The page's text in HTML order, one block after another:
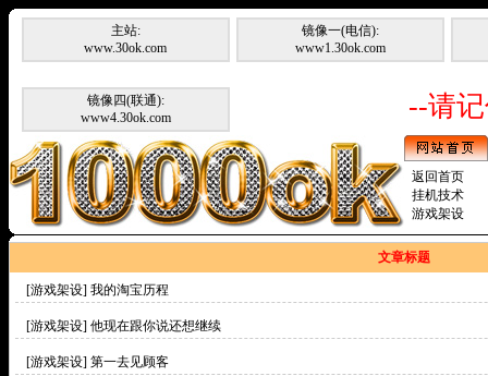
主站:
www.30ok.com
镜像一(电信):
www1.30ok.com
镜像四(联通):
www4.30ok.com
--请
返回首页
挂机技术
游戏架设
文章标题
[游戏架设] 我的淘宝历程
[游戏架设] 他现在跟你说还想继续
[游戏架设] 第一去见顾客